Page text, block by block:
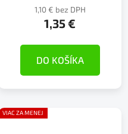
1,10 € bez DPH
1,35 €
DO KOŠÍKA
VIAC ZA MENEJ